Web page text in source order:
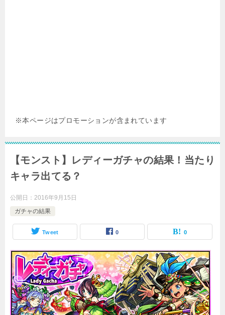
※本ページはプロモーションが含まれています
【モンスト】レディーガチャの結果！当たり
キャラ出てる？
公開日： 2016年9月15日
ガチャの結果
Tweet 0 0